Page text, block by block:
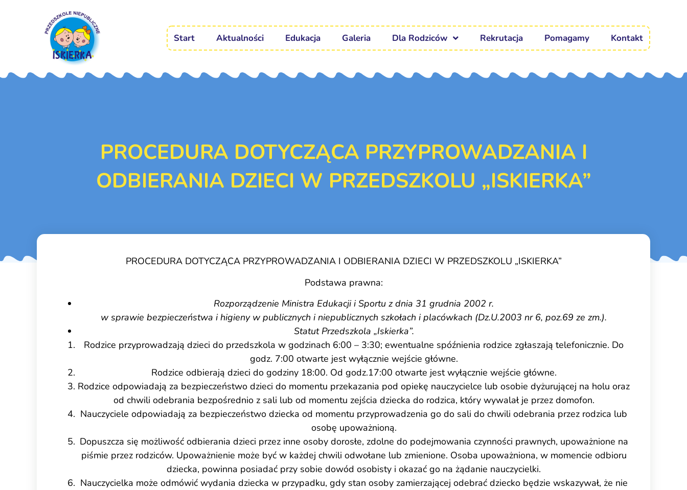
Start Aktualności Edukacja Galeria Dla Rodziców Rekrutacja Pomagamy Kontakt
PROCEDURA DOTYCZĄCA PRZYPROWADZANIA I
ODBIERANIA DZIECI W PRZEDSZKOLU „ISKIERKA”
PROCEDURA DOTYCZĄCA PRZYPROWADZANIA I ODBIERANIA DZIECI W PRZEDSZKOLU „ISKIERKA”
Podstawa prawna:
Rozporządzenie Ministra Edukacji i Sportu z dnia 31 grudnia 2002 r.
w sprawie bezpieczeństwa i higieny w publicznych i niepublicznych szkołach i placówkach (Dz.U.2003 nr 6, poz.69 ze zm.).
Statut Przedszkola „Iskierka”.
Rodzice przyprowadzają dzieci do przedszkola w godzinach 6:00 – 3:30; ewentualne spóźnienia rodzice zgłaszają telefonicznie. Do
godz. 7:00 otwarte jest wyłącznie wejście główne.
Rodzice odbierają dzieci do godziny 18:00. Od godz.17:00 otwarte jest wyłącznie wejście główne.
Rodzice odpowiadają za bezpieczeństwo dzieci do momentu przekazania pod opiekę nauczycielce lub osobie dyżurującej na holu oraz
od chwili odebrania bezpośrednio z sali lub od momentu zejścia dziecka do rodzica, który wywalał je przez domofon.
Nauczyciele odpowiadają za bezpieczeństwo dziecka od momentu przyprowadzenia go do sali do chwili odebrania przez rodzica lub
osobę upoważnioną.
Dopuszcza się możliwość odbierania dzieci przez inne osoby dorosłe, zdolne do podejmowania czynności prawnych, upoważnione na
piśmie przez rodziców. Upoważnienie może być w każdej chwili odwołane lub zmienione. Osoba upoważniona, w momencie odbioru
dziecka, powinna posiadać przy sobie dowód osobisty i okazać go na żądanie nauczycielki.
Nauczycielka może odmówić wydania dziecka w przypadku, gdy stan osoby zamierzającej odebrać dziecko będzie wskazywał, że nie